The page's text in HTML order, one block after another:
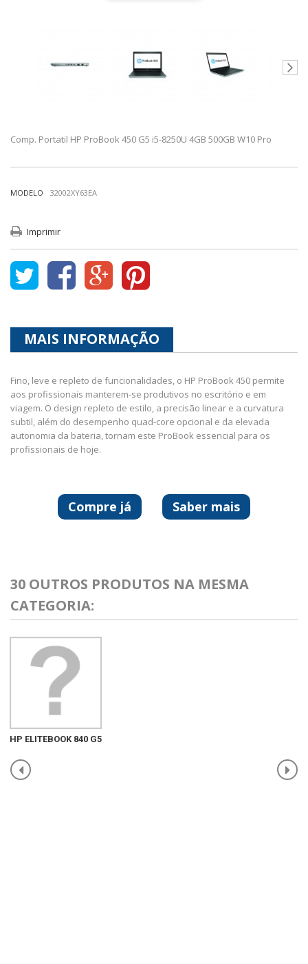
Comp. Portatil HP ProBook 450 G5 i5-8250U 4GB 500GB W10 Pro
MODELO 32002XY63EA
Imprimir
MAIS INFORMAÇÃO
Fino, leve e repleto de funcionalidades, o HP ProBook 450 permite
aos profissionais manterem-se produtivos no escritório e em
viagem. O design repleto de estilo, a precisão linear e a curvatura
subtil, além do desempenho quad-core opcional e da elevada
autonomia da bateria, tornam este ProBook essencial para os
profissionais de hoje.
Saber mais
Compre já
30 OUTROS PRODUTOS NA MESMA
CATEGORIA:
HP ELITEBOOK 840 G5